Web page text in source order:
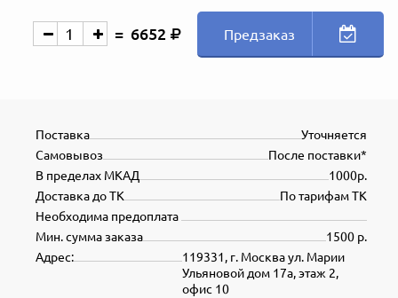
6652 Предзаказ
Уточняется
Поставка
После поставки*
Самовывоз
1000р.
В пределах МКАД
По тарифам ТК
Доставка до ТК
Необходима предоплата
1500 р.
Мин. сумма заказа
119331, г. Москва ул. Марии
Ульяновой дом 17а, этаж 2,
офис 10
Адрес: